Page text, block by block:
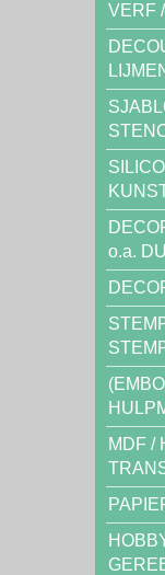
VERF
o.a.
MDF /